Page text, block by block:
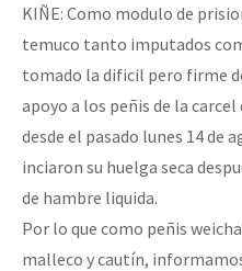
KIÑE: Como modulo de
temuco tanto imputados
tomado la dificil pero firme
apoyo a los peñis de la
desde el pasado lunes 14 de
inciaron su huelga seca
de hambre liquida.
Por lo que como peñis
malleco y cautín,